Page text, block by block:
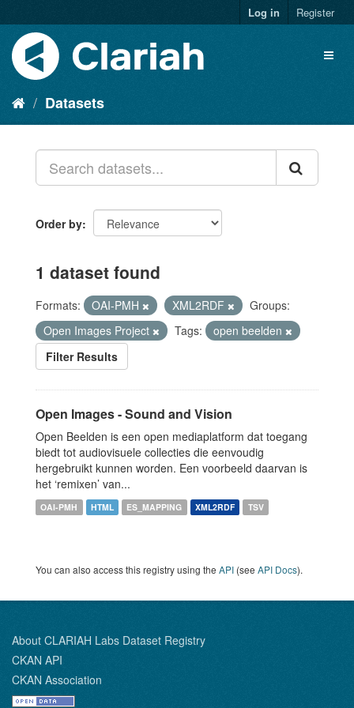
Log in Register
Datasets
Order by
1 dataset found
Formats: OAI-PMH XML2RDF
Groups:
Open Images Project
Tags:
open beelden
Filter Results
Open Images - Sound and Vision
Open Beelden is een open mediaplatform dat toegang
biedt tot audiovisuele collecties die eenvoudig
hergebruikt kunnen worden. Een voorbeeld daarvan is
het ‘remixen’ van...
OAI-PMH HTML ES_MAPPING XML2RDF TSV
You can also access this registry using the API (see API Docs).
About CLARIAH Labs Dataset Registry
CKAN API
CKAN Association